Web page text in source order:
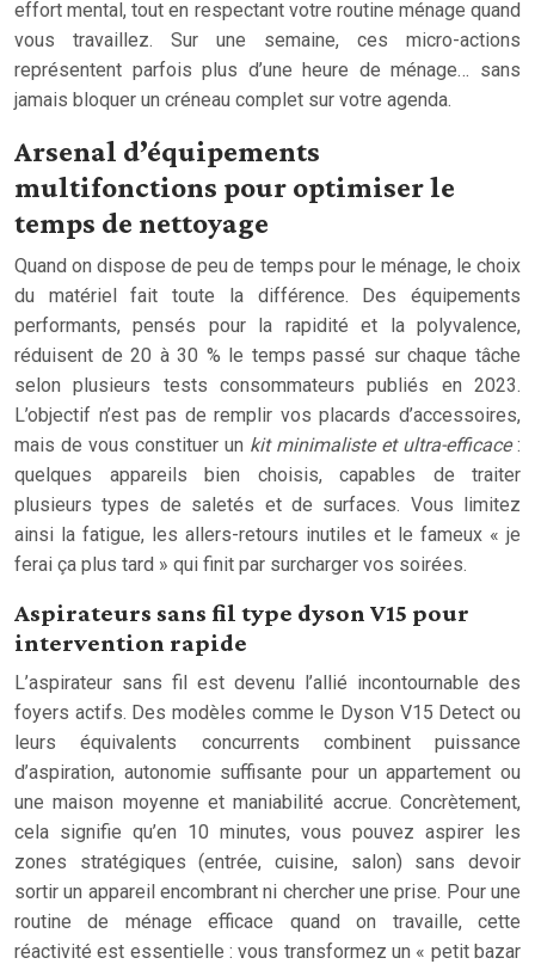
effort mental, tout en respectant votre routine ménage quand
vous travaillez. Sur une semaine, ces micro-actions
représentent parfois plus d’une heure de ménage… sans
jamais bloquer un créneau complet sur votre agenda.
Arsenal d’équipements
multifonctions pour optimiser le
temps de nettoyage
Quand on dispose de peu de temps pour le ménage, le choix
du matériel fait toute la différence. Des équipements
performants, pensés pour la rapidité et la polyvalence,
réduisent de 20 à 30 % le temps passé sur chaque tâche
selon plusieurs tests consommateurs publiés en 2023.
L’objectif n’est pas de remplir vos placards d’accessoires,
mais de vous constituer un kit minimaliste et ultra-efficace:
quelques appareils bien choisis, capables de traiter
plusieurs types de saletés et de surfaces. Vous limitez
ainsi la fatigue, les allers-retours inutiles et le fameux « je
ferai ça plus tard » qui finit par surcharger vos soirées.
Aspirateurs sans fil type dyson V15 pour
intervention rapide
L’aspirateur sans fil est devenu l’allié incontournable des
foyers actifs. Des modèles comme le Dyson V15 Detect ou
leurs équivalents concurrents combinent puissance
d’aspiration, autonomie suffisante pour un appartement ou
une maison moyenne et maniabilité accrue. Concrètement,
cela signifie qu’en 10 minutes, vous pouvez aspirer les
zones stratégiques (entrée, cuisine, salon) sans devoir
sortir un appareil encombrant ni chercher une prise. Pour une
routine de ménage efficace quand on travaille, cette
réactivité est essentielle : vous transformez un « petit bazar